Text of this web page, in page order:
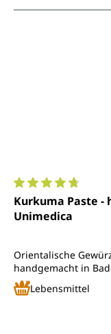
Durchschnittliche
Kurkuma Paste -
Unimedica
Orientalische
handgemacht in
Lebensmittel